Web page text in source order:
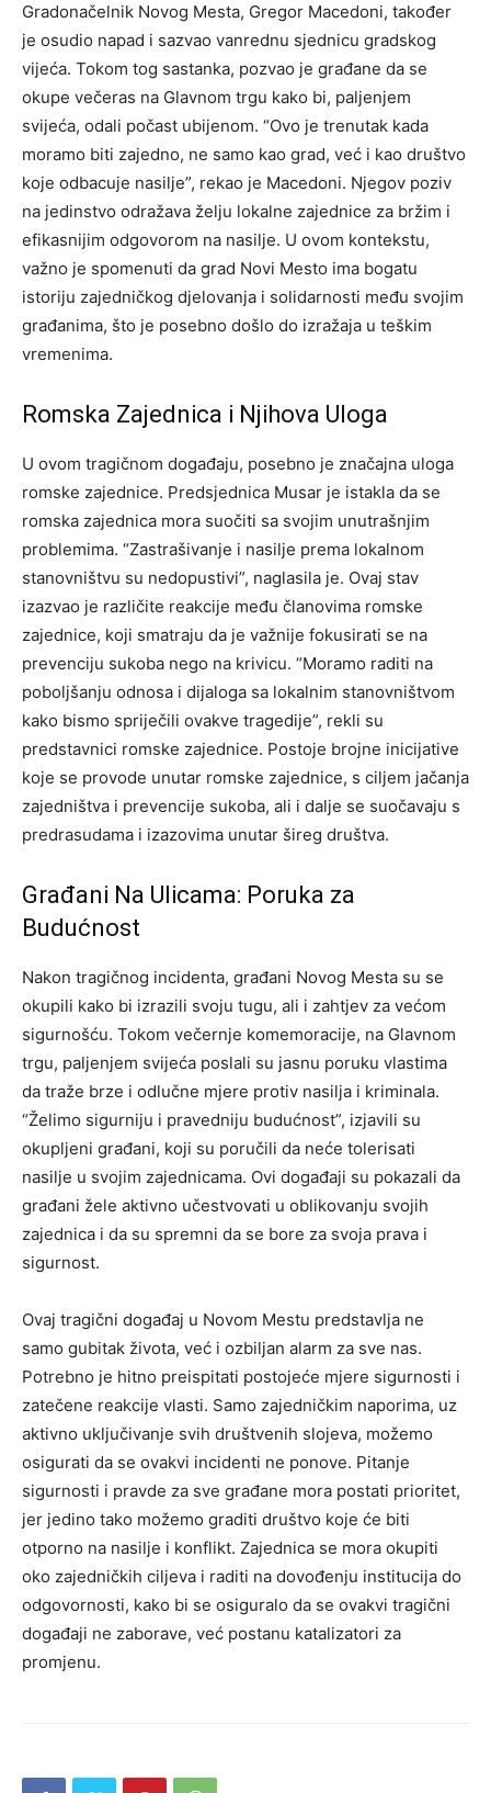
Gradonačelnik Novog Mesta, Gregor Macedoni, također
je osudio napad i sazvao vanrednu sjednicu gradskog
vijeća. Tokom tog sastanka, pozvao je građane da se
okupe večeras na Glavnom trgu kako bi, paljenjem
svijeća, odali počast ubijenom. “Ovo je trenutak kada
moramo biti zajedno, ne samo kao grad, već i kao društvo
koje odbacuje nasilje”, rekao je Macedoni. Njegov poziv
na jedinstvo odražava želju lokalne zajednice za bržim i
efikasnijim odgovorom na nasilje. U ovom kontekstu,
važno je spomenuti da grad Novi Mesto ima bogatu
istoriju zajedničkog djelovanja i solidarnosti među svojim
građanima, što je posebno došlo do izražaja u teškim
vremenima.
Romska Zajednica i Njihova Uloga
U ovom tragičnom događaju, posebno je značajna uloga
romske zajednice. Predsjednica Musar je istakla da se
romska zajednica mora suočiti sa svojim unutrašnjim
problemima. “Zastrašivanje i nasilje prema lokalnom
stanovništvu su nedopustivi”, naglasila je. Ovaj stav
izazvao je različite reakcije među članovima romske
zajednice, koji smatraju da je važnije fokusirati se na
prevenciju sukoba nego na krivicu. “Moramo raditi na
poboljšanju odnosa i dijaloga sa lokalnim stanovništvom
kako bismo spriječili ovakve tragedije”, rekli su
predstavnici romske zajednice. Postoje brojne inicijative
koje se provode unutar romske zajednice, s ciljem jačanja
zajedništva i prevencije sukoba, ali i dalje se suočavaju s
predrasudama i izazovima unutar šireg društva.
Građani Na Ulicama: Poruka za
Budućnost
Nakon tragičnog incidenta, građani Novog Mesta su se
okupili kako bi izrazili svoju tugu, ali i zahtjev za većom
sigurnošću. Tokom večernje komemoracije, na Glavnom
trgu, paljenjem svijeća poslali su jasnu poruku vlastima
da traže brze i odlučne mjere protiv nasilja i kriminala.
“Želimo sigurniju i pravedniju budućnost”, izjavili su
okupljeni građani, koji su poručili da neće tolerisati
nasilje u svojim zajednicama. Ovi događaji su pokazali da
građani žele aktivno učestvovati u oblikovanju svojih
zajednica i da su spremni da se bore za svoja prava i
sigurnost.
Ovaj tragični događaj u Novom Mestu predstavlja ne
samo gubitak života, već i ozbiljan alarm za sve nas.
Potrebno je hitno preispitati postojeće mjere sigurnosti i
zatečene reakcije vlasti. Samo zajedničkim naporima, uz
aktivno uključivanje svih društvenih slojeva, možemo
osigurati da se ovakvi incidenti ne ponove. Pitanje
sigurnosti i pravde za sve građane mora postati prioritet,
jer jedino tako možemo graditi društvo koje će biti
otporno na nasilje i konflikt. Zajednica se mora okupiti
oko zajedničkih ciljeva i raditi na dovođenju institucija do
odgovornosti, kako bi se osiguralo da se ovakvi tragični
događaji ne zaborave, već postanu katalizatori za
promjenu.